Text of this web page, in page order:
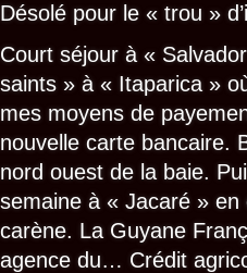
Désolé pour le « trou »
Court séjour à «
saints » à « Itaparica »
mes moyens de
nouvelle carte bancaire.
nord ouest de la baie.
semaine à « Jacaré »
carène. La Guyane
agence du… Crédit